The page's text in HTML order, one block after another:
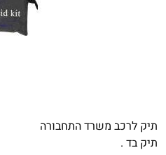
תיק לרכב משרד התחבורה
תיק בד .